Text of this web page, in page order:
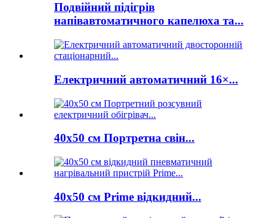
Подвійний підігрів
напівавтоматичного капелюха та...
Електричний автоматичний 16×...
40x50 см Портретна свін...
40x50 см Prime відкидний...